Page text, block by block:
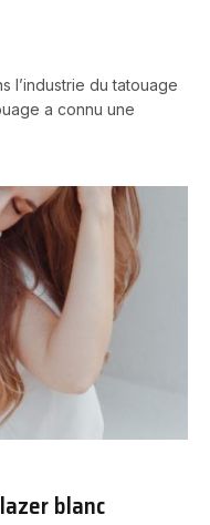
l’industrie du tatouage
a connu une
blanc